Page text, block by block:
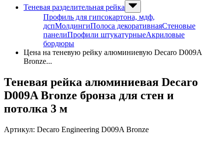
Теневая разделительная рейка
Профиль для гипсокартона, мдф,
дспМолдингиПолоса декоративнаяСтеновые
панелиПрофили штукатурныеАкриловые
бордюры
Цена на теневую рейку алюминиевую Decaro D009A
Bronze...
Теневая рейка алюминиевая Decaro
D009A Bronze бронза для стен и
потолка 3 м
Артикул: Decaro Engineering D009A Bronze